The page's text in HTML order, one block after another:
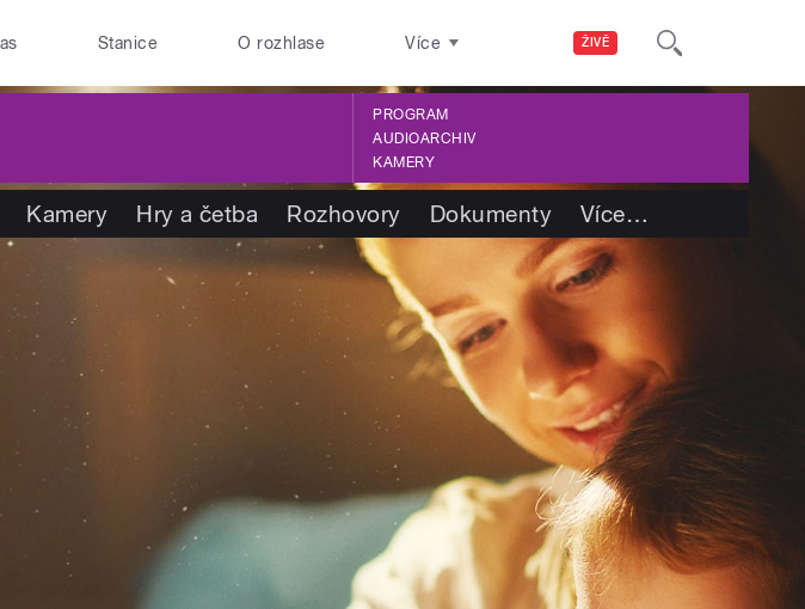
ŽIVĚ
Stanice O rozhlase Více
PROGRAM
AUDIOARCHIV
KAMERY
Kamery Hry a četba Rozhovory Dokumenty Více…